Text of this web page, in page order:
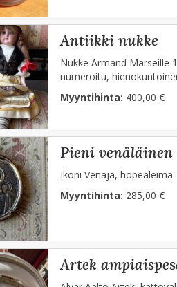
antiikki nukke
Nukke Armand Marseille
numeroitu,
Myyntihinta: 400,00 €
pieni
Ikoni Venäjä,
Myyntihinta: 285,00 €
artek